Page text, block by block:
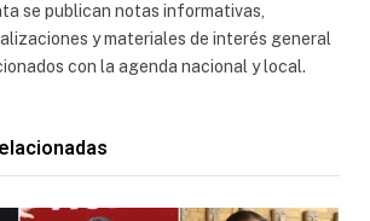
se publican notas informativas,
y materiales de interés general
con la agenda nacional y local.